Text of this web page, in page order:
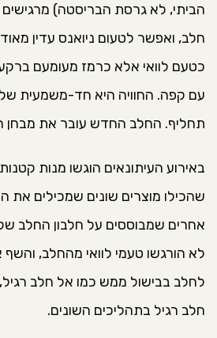
הביתי, לא גרסת הבריסטה) מרגישים
חלב, ואפשר לטעום ניואנס עדין
כטעם לוואי אלא כרמז מעומעם
עם קפה. החוויה היא חד-משמעית
תחליף. החלב החדש עובר את מבחן
באירוע העיתונאים הוגשו מנות
שהכילו מוצרים שונים שמכילים את
לא הורגשו טעמי לוואי מהחלב,
לחלב בבישול ממש כמו אל חלב
חלב רגיל בתהליכים השונים.